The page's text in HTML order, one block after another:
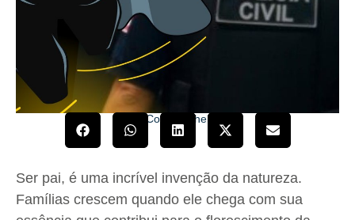
Compartilhe!
Ser pai, é uma incrível invenção da natureza.
Famílias crescem quando ele chega com sua